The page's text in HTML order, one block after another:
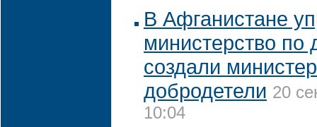
В Афганистане
министерство
создали
добродетели 20
10:04